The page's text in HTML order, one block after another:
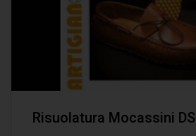
Risuolatura Mocassini